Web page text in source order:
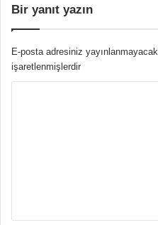
Bir yanıt yazın
E-posta adresiniz yayınlanmayacak.
işaretlenmişlerdir